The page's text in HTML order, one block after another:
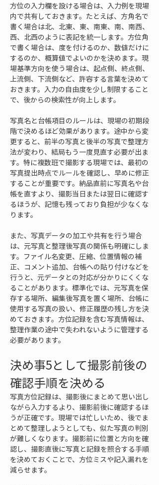
方位の入力欄を設ける場合は、入力例を現場
内で共有しておきます。たとえば、方角名で
書く場合は北、北東、東、南東、南、南西、
西、北西のように表記を統一します。方位角
で書く場合は、度を付けるのか、数値だけに
するのか、概算値でよいのかを決めます。現
場基準方向を使う場合は、起点側、終点側、
上流側、下流側など、許容する言葉を決めて
おきます。入力の自由度を少し制限すること
で、後からの検索性が向上します。
写真名と台帳項目のルールは、現場の初期段
階で決めるほど効果があります。途中から変
更すると、前半の写真と後半の写真で整理方
法が変わり、結局もう一度見直す必要が出ま
す。特に複数班で撮影する現場では、最初の
写真提出時点でルールを確認し、早めに修正
することが重要です。納品直前に写真名や台
帳を直すより、撮影当日または翌日に確認す
るほうが、記憶も残っており負担が少なくな
ります。
また、写真データの加工や共有を行う場合
は、元写真と整理後写真の関係も明確にしま
す。ファイル名変更、圧縮、位置情報の補
正、コメント追加、台帳への貼り付けなどを
行うと、元データとの対応が分かりにくくな
ることがあります。標準化では、元写真を保
存する場所、編集後写真を置く場所、台帳に
使用する写真の扱い、修正履歴の残し方を決
めておきます。方位記録を含む写真情報は、
整理作業の途中で失われないように管理する
必要があります。
決め事5として撮影前後の
確認手順を決める
写真方位記録は、撮影後にまとめて思い出し
ながら入力するより、撮影前後に確認するほ
うが正確です。現場では忙しいため、後でま
とめて整理しようとしても、似た写真の判別
が難しくなります。撮影前に位置と方向を確
認し、撮影直後に写真と記録を照合する手順
を決めておくことで、方位ミスや記入漏れを
減らせます。